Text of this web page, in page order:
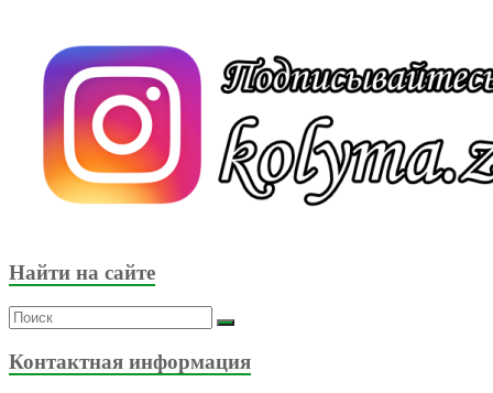
Найти на сайте
Контактная информация